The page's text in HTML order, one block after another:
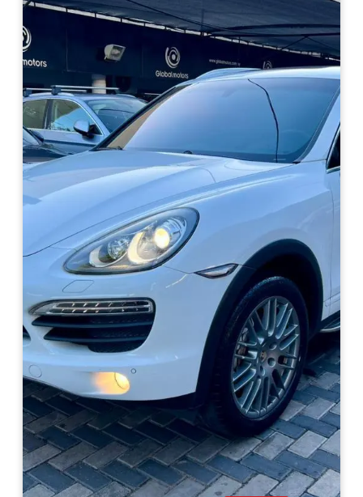
Haz clic aquí